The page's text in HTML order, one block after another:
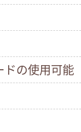
ドの使用可能